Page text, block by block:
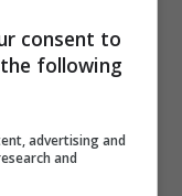
fare il
è molto
consent to
following
advertising and
and